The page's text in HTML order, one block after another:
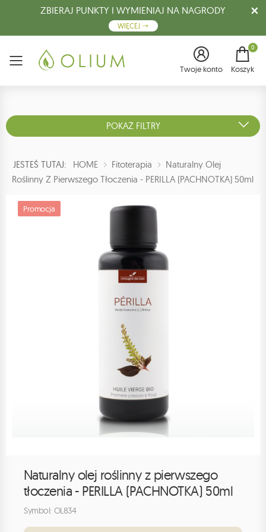
ZBIERAJ PUNKTY I WYMIENIAJ NA NAGRODY
WIĘCEJ
Menu Twoje konto
0
Koszyk
POKAŻ FILTRY
JESTEŚ TUTAJ: HOME Fitoterapia
Naturalny Olej
Roślinny Z Pierwszego Tłoczenia - PERILLA (PACHNOTKA) 50ml
Promocja
Naturalny olej roślinny z pierwszego
tłoczenia - PERILLA (PACHNOTKA) 50ml
Symbol: OL834